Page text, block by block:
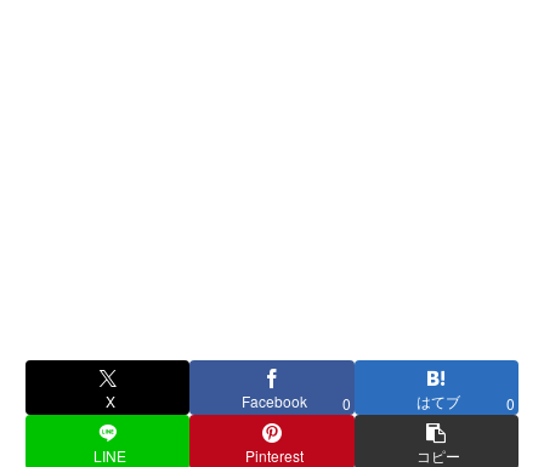
X Facebook 0 はてブ 0
LINE Pinterest コピー